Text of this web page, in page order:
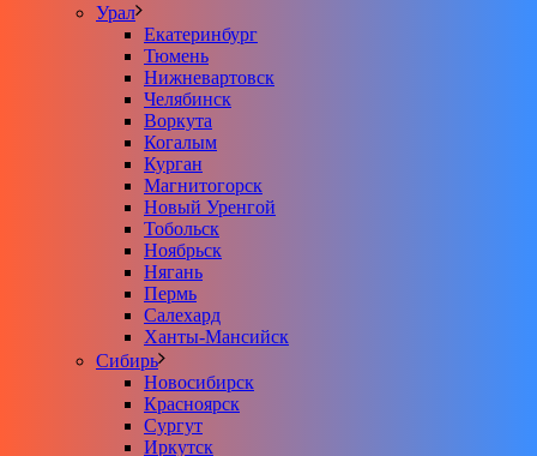
Урал
Екатеринбург
Тюмень
Нижневартовск
Челябинск
Воркута
Когалым
Курган
Магнитогорск
Новый Уренгой
Тобольск
Ноябрьск
Нягань
Пермь
Салехард
Ханты-Мансийск
Сибирь
Новосибирск
Красноярск
Сургут
Иркутск